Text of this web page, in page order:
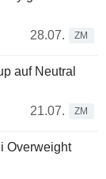
28.07.
ZM
auf Neutral
21.07.
ZM
Overweight